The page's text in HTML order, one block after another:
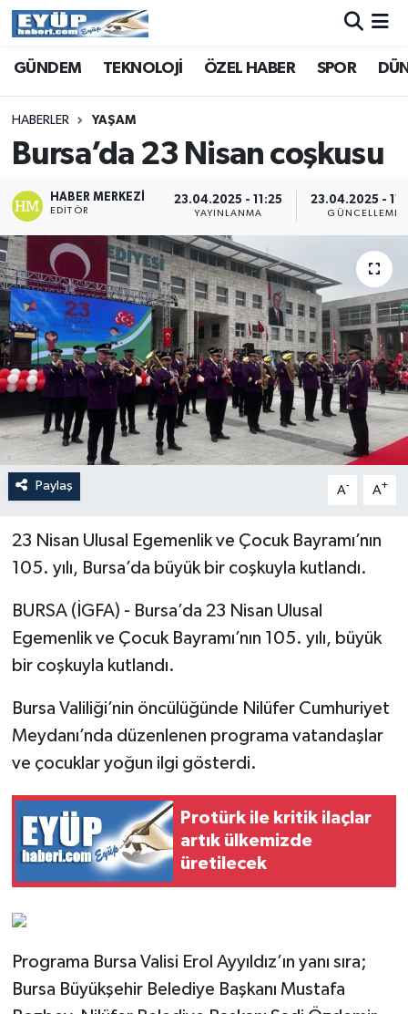
GÜNDEM TEKNOLOJİ ÖZEL HABER SPOR
HABERLER YAŞAM
Bursa’da 23 Nisan coşkusu
HABER MERKEZI
EDITÖR
23.04.2025 - 11:25
YAYINLANMA
23.04.2025 -
GÜNCELLEME
Paylaş A- A+
23 Nisan Ulusal Egemenlik ve Çocuk Bayramı’nın
105. yılı, Bursa’da büyük bir coşkuyla kutlandı.
BURSA (İGFA) - Bursa’da 23 Nisan Ulusal
Egemenlik ve Çocuk Bayramı’nın 105. yılı, büyük
bir coşkuyla kutlandı.
Bursa Valiliği’nin öncülüğünde Nilüfer Cumhuriyet
Meydanı’nda düzenlenen programa vatandaşlar
ve çocuklar yoğun ilgi gösterdi.
Protürk ile kritik ilaçlar
artık ülkemizde
üretilecek
Programa Bursa Valisi Erol Ayyıldız’ın yanı sıra;
Bursa Büyükşehir Belediye Başkanı Mustafa